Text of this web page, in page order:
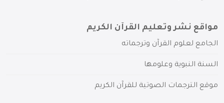
مواقع نشر وتعليم القرآن الكريم
الجامع لعلوم القرآن وترجماته
السنة النبوية وعلومها
موقع الترجمات الصوتية للقرآن الكريم